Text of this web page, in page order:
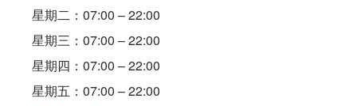
星期二：07:00 – 22:00
星期三：07:00 – 22:00
星期四：07:00 – 22:00
星期五：07:00 – 22:00